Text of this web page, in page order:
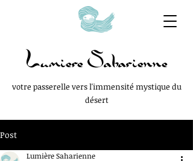
Lumiere Saharienne
votre passerelle vers l'immensité mystique du
désert
Post
Lumière Saharienne